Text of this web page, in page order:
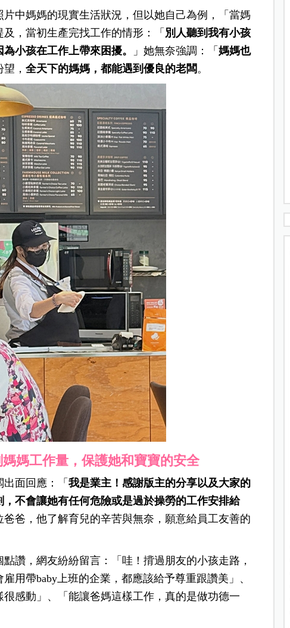
中媽媽的現實生活狀況，但以她自己為例，「當媽
，當初生產完找工作的情形：「 別人聽到我有小孩
小孩在工作上帶來困擾。
」她無奈強調：「 媽媽也
， 全天下的媽媽，都能遇到優良的老闆。
媽工作量，保護她和寶寶的安全
面回應：「 我是業主！感謝版主的分享以及大家的
不會讓她有任何危險或是過於操勞的工作安排給
爸爸，他了解育兒的辛苦與無奈，願意給員工友善的
讚，網友紛紛留言：「哇！揹過朋友的小孩走路，
用帶baby上班的企業，都應該給予尊重跟讚美」、
很感動」、「能讓爸媽這樣工作，真的是做功德一